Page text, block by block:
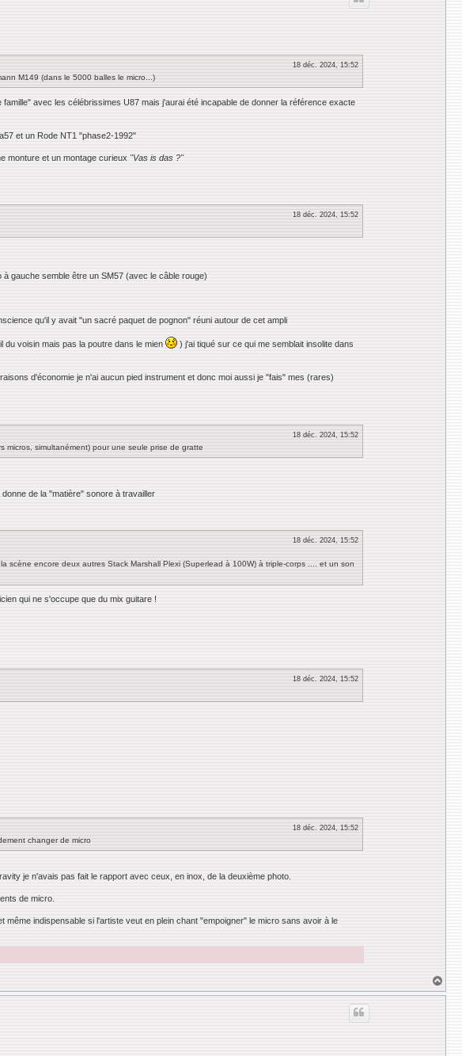
18 déc. 2024, 15:52
M149 (dans le 5000 balles le micro...)
avec les célébrissimes U87 mais j'aurai été incapable de donner la référence exacte
et un Rode NT1 "phase2-1992"
monture et un montage curieux "Vas is das ?"
18 déc. 2024, 15:52
gauche semble être un SM57 (avec le câble rouge)
qu'il y avait "un sacré paquet de pognon" réuni autour de cet ampli
du voisin mais pas la poutre dans le mien
) j'ai tiqué sur ce qui me semblait insolite dans
d'économie je n'ai aucun pied instrument et donc moi aussi je "fais" mes (rares)
18 déc. 2024, 15:52
micros, simultanément) pour une seule prise de gratte
de la "matière" sonore à travailler
18 déc. 2024, 15:52
scène encore deux autres Stack Marshall Plexi (Superlead à 100W) à triple-corps .... et un son
qui ne s'occupe que du mix guitare !
18 déc. 2024, 15:52
18 déc. 2024, 15:52
changer de micro
je n'avais pas fait le rapport avec ceux, en inox, de la deuxième photo.
de micro.
indispensable si l'artiste veut en plein chant "empoigner" le micro sans avoir à le
a